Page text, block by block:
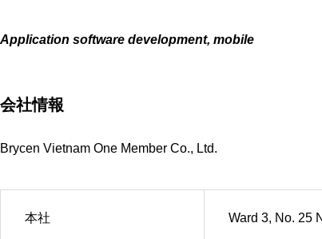
Application software development, mobile
会社情報
Brycen Vietnam One Member Co., Ltd.
本社 Ward 3, No. 25